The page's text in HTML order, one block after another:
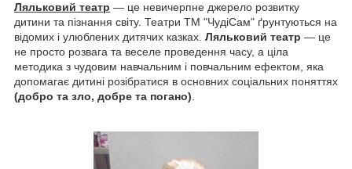
Ляльковий театр — це невичерпне джерело розвитку
дитини та пізнання світу. Театри ТМ "ЧудіСам" ґрунтуються на
відомих і улюблених дитячих казках. Ляльковий театр — це
не просто розвага та веселе проведення часу, а ціла
методика з чудовим навчальним і повчальним ефектом, яка
допомагає дитині розібратися в основних соціальних поняттях
(добро та зло, добре та погано).